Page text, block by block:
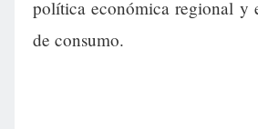
política económica regional y
de consumo.